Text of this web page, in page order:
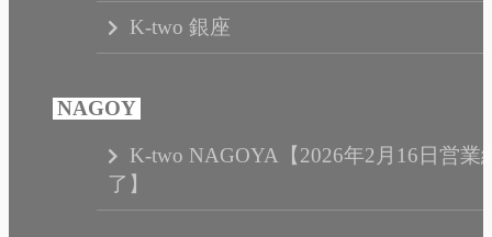
K-two 銀座
K-two NAGOYA【2026年2月16日営業
了】